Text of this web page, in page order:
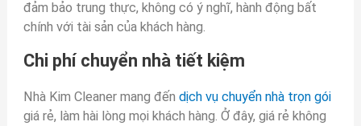
đảm bảo trung thực, không có ý nghĩ, hành động bất
chính với tài sản của khách hàng.
Chi phí chuyển nhà tiết kiệm
Nhà Kim Cleaner mang đến dịch vụ chuyển nhà trọn gói
giá rẻ, làm hài lòng mọi khách hàng. Ở đây, giá rẻ không